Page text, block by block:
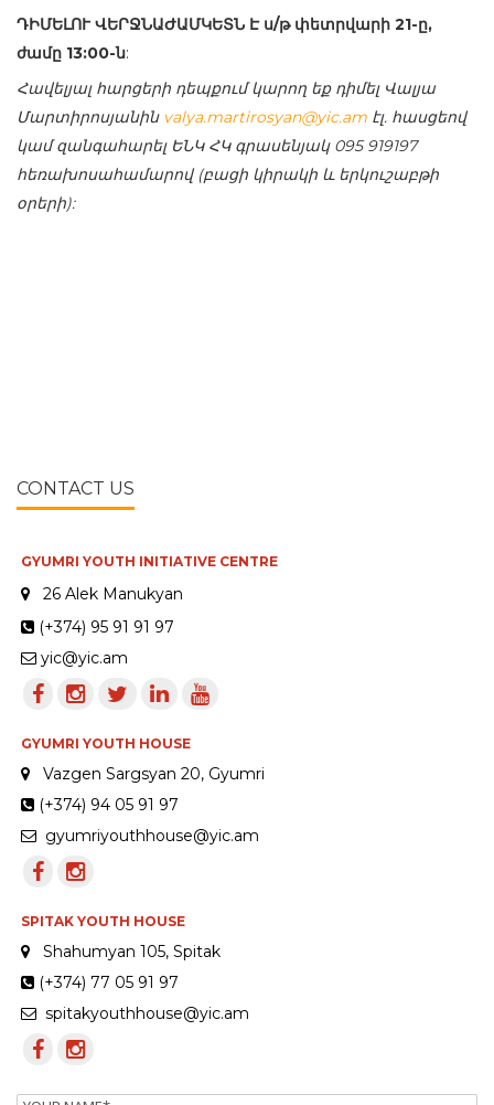
ԴԻՄԵԼՈՒ ՎԵՐՋՆԱԺԱՄԿԵՏՆ Է ս/թ փետրվարի 21-ը,
ժամը 13:00-ն:
Հավելյալ հարցերի դեպքում կարող եք դիմել Վալյա
Մարտիրոսյանին valya.martirosyan@yic.am էլ. հասցեով
կամ զանգահարել ԵՆԿ ՀԿ գրասենյակ095 919197
հեռախոսահամարով(բացի կիրակի և երկուշաբթի
օրերի):
CONTACT US
GYUMRI YOUTH INITIATIVE CENTRE
26 Alek Manukyan
(+374) 95 91 91 97
yic@yic.am
GYUMRI YOUTH HOUSE
Vazgen Sargsyan 20, Gyumri
(+374) 94 05 91 97
gyumriyouthhouse@yic.am
SPITAK YOUTH HOUSE
Shahumyan 105, Spitak
(+374) 77 05 91 97
spitakyouthhouse@yic.am